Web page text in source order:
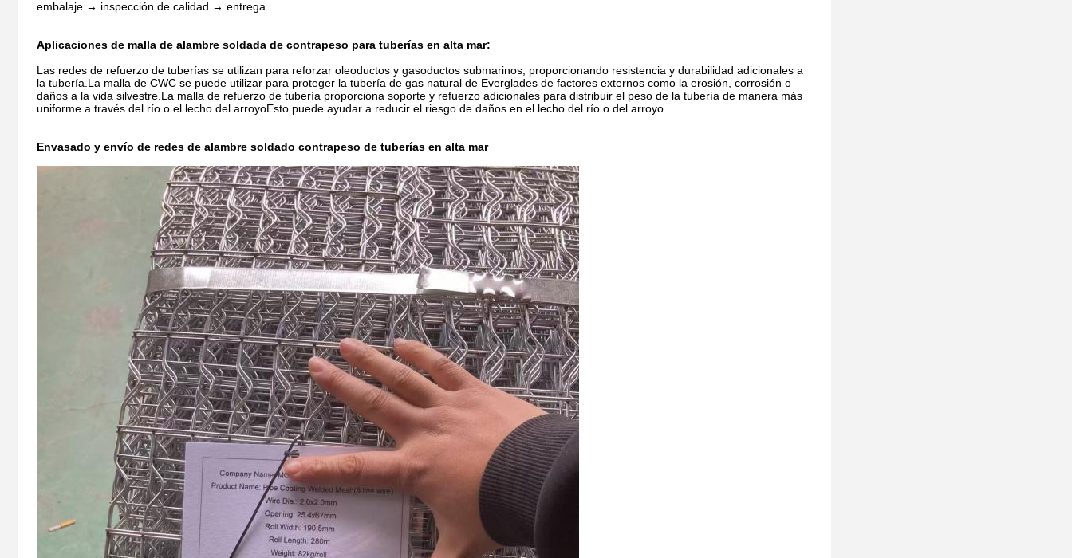
embalaje → inspección de calidad → entrega
Aplicaciones de malla de alambre soldada de contrapeso para tuberías en alta mar:
Las redes de refuerzo de tuberías se utilizan para reforzar oleoductos y gasoductos submarinos, proporcionando resistencia y durabilidad adicionales a
la tubería.La malla de CWC se puede utilizar para proteger la tubería de gas natural de Everglades de factores externos como la erosión, corrosión o
daños a la vida silvestre.La malla de refuerzo de tubería proporciona soporte y refuerzo adicionales para distribuir el peso de la tubería de manera más
uniforme a través del río o el lecho del arroyoEsto puede ayudar a reducir el riesgo de daños en el lecho del río o del arroyo.
Envasado y envío de redes de alambre soldado contrapeso de tuberías en alta mar